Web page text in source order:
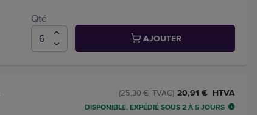
Qté
AJOUTER
20,91 € HTVA
(25,30 € TVAC)
DISPONIBLE, EXPÉDIÉ SOUS 2 À 5 JOURS